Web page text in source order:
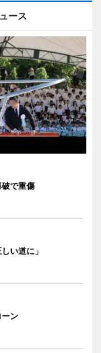
ース
破で重傷
い道に」
ン